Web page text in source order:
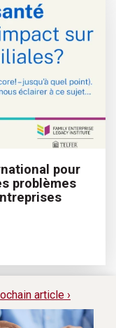
pour
problèmes
article ›